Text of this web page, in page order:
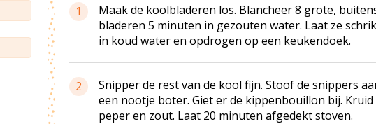
1 Maak de koolbladeren los. Blancheer8 grote,
bladeren 5 minuten in gezouten water. Laat ze
in koud water en opdrogen op een keukendoek.
2
Snipper de rest van de kool fijn. Stoof de snippers
een nootje boter. Giet er de kippenbouillon bij. Kruid
peper en zout. Laat 20 minuten afgedekt stoven.